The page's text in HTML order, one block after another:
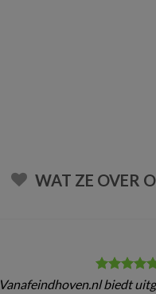
WAT ZE OVER
Vanafeindhoven.nl biedt